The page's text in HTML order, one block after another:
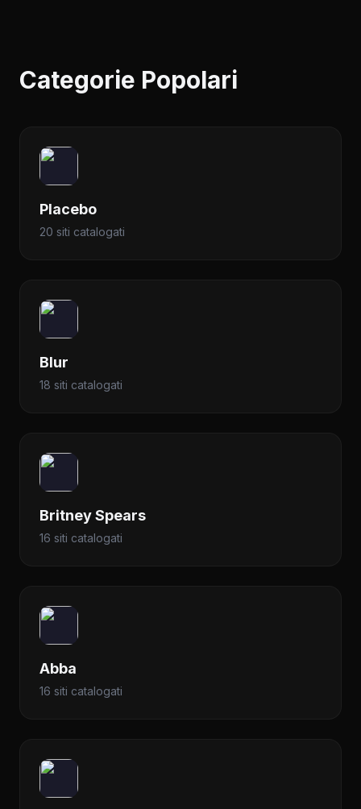
Categorie Popolari
Placebo
20 siti catalogati
Blur
18 siti catalogati
Britney Spears
16 siti catalogati
Abba
16 siti catalogati